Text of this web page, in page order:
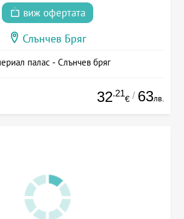
виж офертата
Слънчев Бряг
палас - Слънчев бряг
32.21
€ / 63лв.